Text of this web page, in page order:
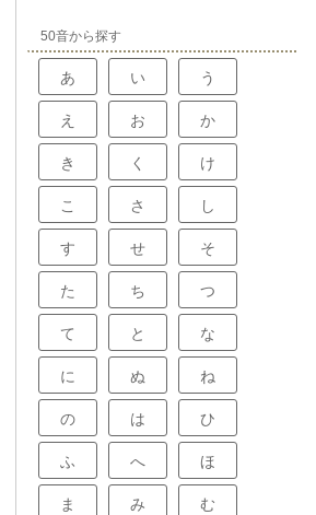
50音から探す
あ い う
え お か
き く け
こ さ し
す せ そ
た ち つ
て と な
に ぬ ね
の は ひ
ふ へ ほ
ま み む